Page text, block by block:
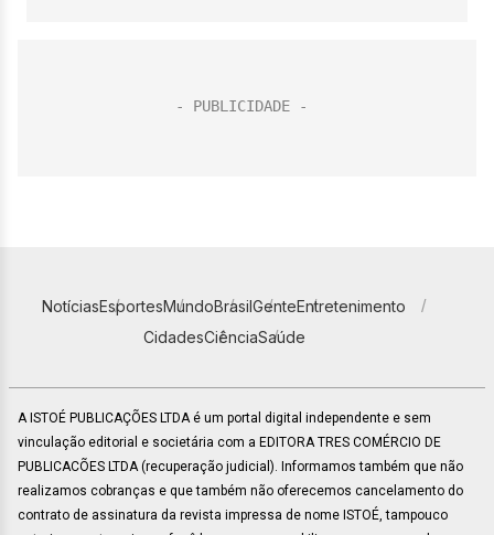
NotíciasEsportesMundoBrasilGenteEntretenimento
CidadesCiênciaSaúde
A ISTOÉ PUBLICAÇÕES LTDA é um portal digital independente e sem
vinculação editorial e societária com a EDITORA TRES COMÉRCIO DE
PUBLICACÕES LTDA (recuperação judicial). Informamos também que não
realizamos cobranças e que também não oferecemos cancelamento do
contrato de assinatura da revista impressa de nome ISTOÉ, tampouco